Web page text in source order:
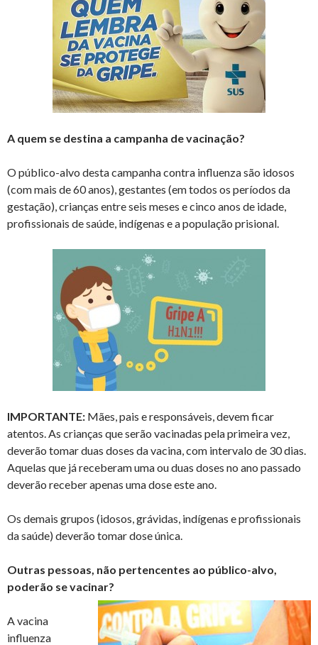
A quem se destina a campanha de vacinação?
O público-alvo desta campanha contra influenza são idosos
(com mais de 60 anos), gestantes (em todos os períodos da
gestação), crianças entre seis meses e cinco anos de idade,
profissionais de saúde, indígenas e a população prisional.
IMPORTANTE: Mães, pais e responsáveis, devem ficar
atentos. As crianças que serão vacinadas pela primeira vez,
deverão tomar duas doses da vacina, com intervalo de 30 dias.
Aquelas que já receberam uma ou duas doses no ano passado
deverão receber apenas uma dose este ano.
Os demais grupos (idosos, grávidas, indígenas e profissionais
da saúde) deverão tomar dose única.
Outras pessoas, não pertencentes ao público-alvo,
poderão se vacinar?
A vacina
influenza